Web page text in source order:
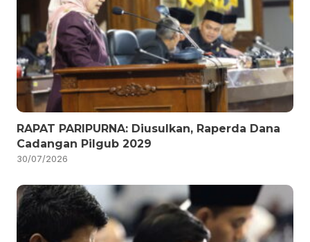
RAPAT PARIPURNA: Diusulkan, Raperda Dana
Cadangan Pilgub 2029
30/07/2026